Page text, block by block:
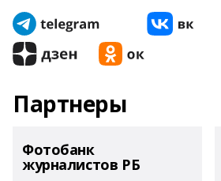
Партнеры
Фотобанк
журналистов РБ